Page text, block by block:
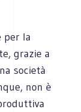
per la
grazie a
società
non è